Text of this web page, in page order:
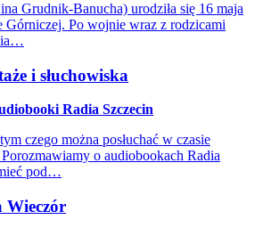
Grudnik-Banucha) urodziła się 16 maja
Po wojnie wraz z rodzicami
i słuchowiska
Radia Szczecin
czego można posłuchać w czasie
o audiobookach Radia
pod…
Wieczór